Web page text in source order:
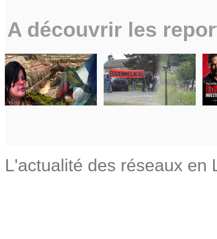
A découvrir les
L'actualité des réseaux en